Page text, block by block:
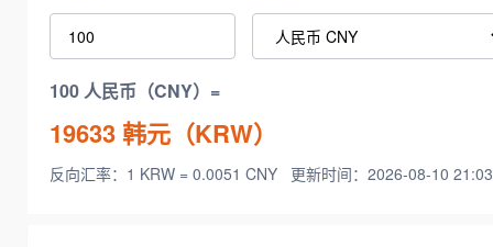
100 人民币（CNY）=
19633韩元（KRW）
反向汇率：1 KRW = 0.0051 CNY 更新时间：2026-08-10